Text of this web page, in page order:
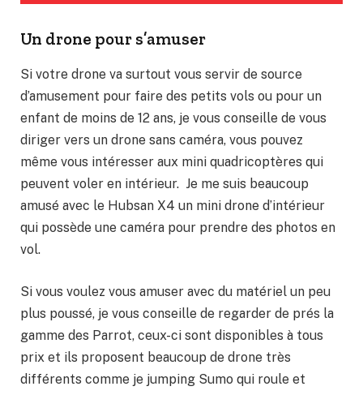
Un drone pour s’amuser
Si votre drone va surtout vous servir de source
d’amusement pour faire des petits vols ou pour un
enfant de moins de 12 ans, je vous conseille de vous
diriger vers un drone sans caméra, vous pouvez
même vous intéresser aux mini quadricoptères qui
peuvent voler en intérieur. Je me suis beaucoup
amusé avec le Hubsan X4 un mini drone d’intérieur
qui possède une caméra pour prendre des photos en
vol.
Si vous voulez vous amuser avec du matériel un peu
plus poussé, je vous conseille de regarder de prés la
gamme des Parrot, ceux-ci sont disponibles à tous
prix et ils proposent beaucoup de drone très
différents comme je jumping Sumo qui roule et